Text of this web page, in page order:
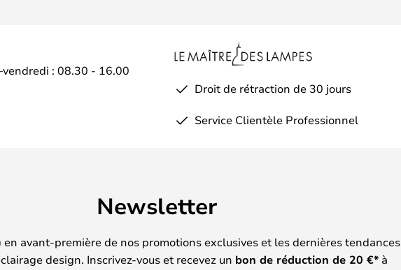
: 08.30 - 16.00
Droit de rétraction de 30 jours
Service Clientèle Professionnel
Newsletter
en avant-première de nos promotions exclusives et les dernières tendances
design. Inscrivez-vous et recevez un bon de réduction de 20 €* à